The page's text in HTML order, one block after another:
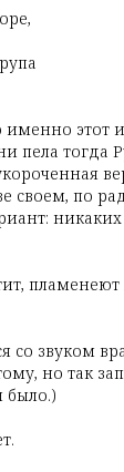
именно этот
пела тогда
своем, по
никаких
пламенеют
со звуком
но так
было.)